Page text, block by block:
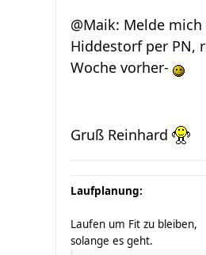
@Maik: Melde
Hiddestorf per PN,
Woche vorher-
Gruß Reinhard
Laufplanung:
Laufen um Fit zu bleiben,
solange es geht.